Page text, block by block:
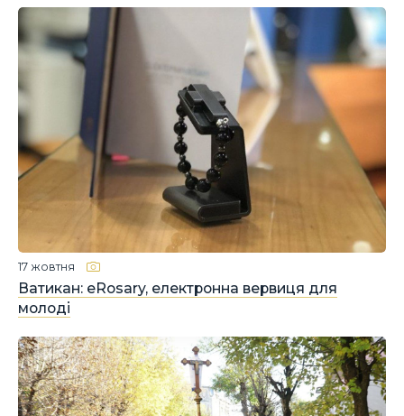
Ватикан: eRosary, електронна вервиця для
молоді
17 жовтня